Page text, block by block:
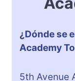
¿Dónde se
Academy
5th Avenue